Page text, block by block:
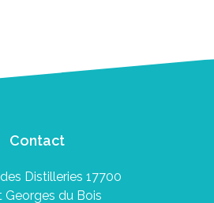
Contact
Distilleries 17700
Georges du Bois